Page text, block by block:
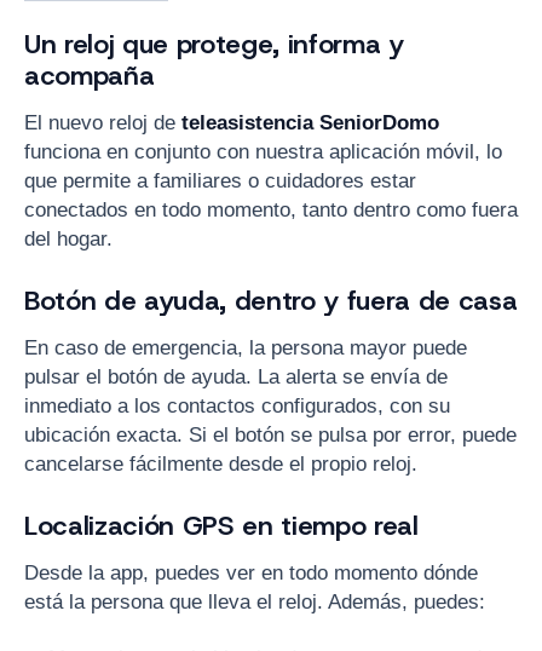
Un reloj que protege, informa y
acompaña
El nuevo reloj de teleasistencia SeniorDomo
funciona en conjunto con nuestra aplicación móvil, lo
que permite a familiares o cuidadores estar
conectados en todo momento, tanto dentro como fuera
del hogar.
Botón de ayuda, dentro y fuera de casa
En caso de emergencia, la persona mayor puede
pulsar el botón de ayuda. La alerta se envía de
inmediato a los contactos configurados, con su
ubicación exacta. Si el botón se pulsa por error, puede
cancelarse fácilmente desde el propio reloj.
Localización GPS en tiempo real
Desde la app, puedes ver en todo momento dónde
está la persona que lleva el reloj. Además, puedes: